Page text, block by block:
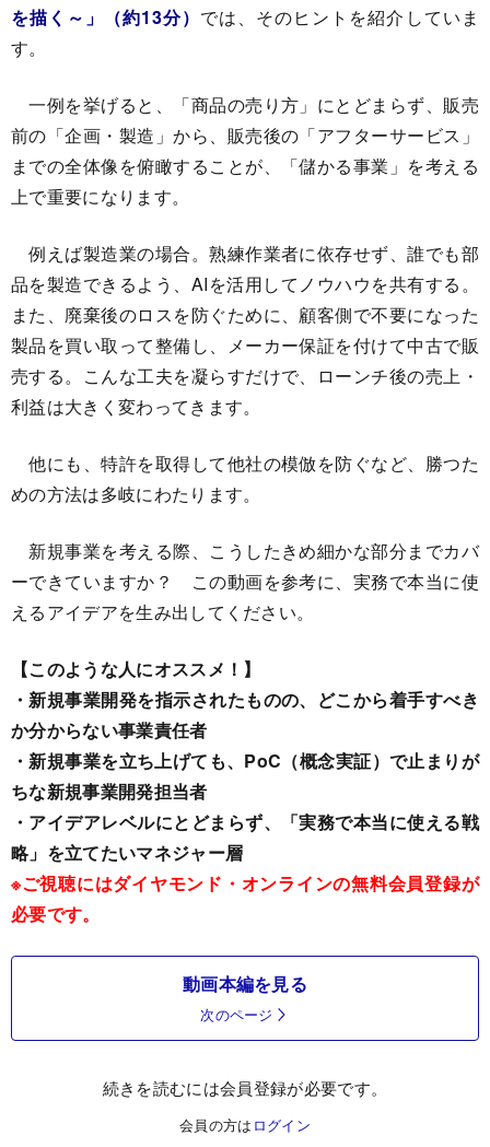
を描く～」（約13分） では、そのヒントを紹介していま
す。
一例を挙げると、「商品の売り方」にとどまらず、販売
前の「企画・製造」から、販売後の「アフターサービス」
までの全体像を俯瞰することが、「儲かる事業」を考える
上で重要になります。
例えば製造業の場合。熟練作業者に依存せず、誰でも部
品を製造できるよう、AIを活用してノウハウを共有する。
また、廃棄後のロスを防ぐために、顧客側で不要になった
製品を買い取って整備し、メーカー保証を付けて中古で販
売する。こんな工夫を凝らすだけで、ローンチ後の売上・
利益は大きく変わってきます。
他にも、特許を取得して他社の模倣を防ぐなど、勝つた
めの方法は多岐にわたります。
新規事業を考える際、こうしたきめ細かな部分までカバ
ーできていますか？ この動画を参考に、実務で本当に使
えるアイデアを生み出してください。
【このような人にオススメ！】
・新規事業開発を指示されたものの、どこから着手すべき
か分からない事業責任者
・新規事業を立ち上げても、PoC（概念実証）で止まりが
ちな新規事業開発担当者
・アイデアレベルにとどまらず、「実務で本当に使える戦
略」を立てたいマネジャー層
※ご視聴にはダイヤモンド・オンラインの無料会員登録が
必要です。
動画本編を見る
次のページ
続きを読むには会員登録が必要です。
会員の方は ログイン